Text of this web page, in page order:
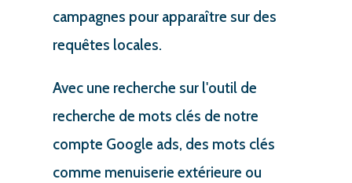
campagnes pour apparaître sur des
requêtes locales.
Avec une recherche sur l'outil de
recherche de mots clés de notre
compte Google ads, des mots clés
comme menuiserie extérieure ou